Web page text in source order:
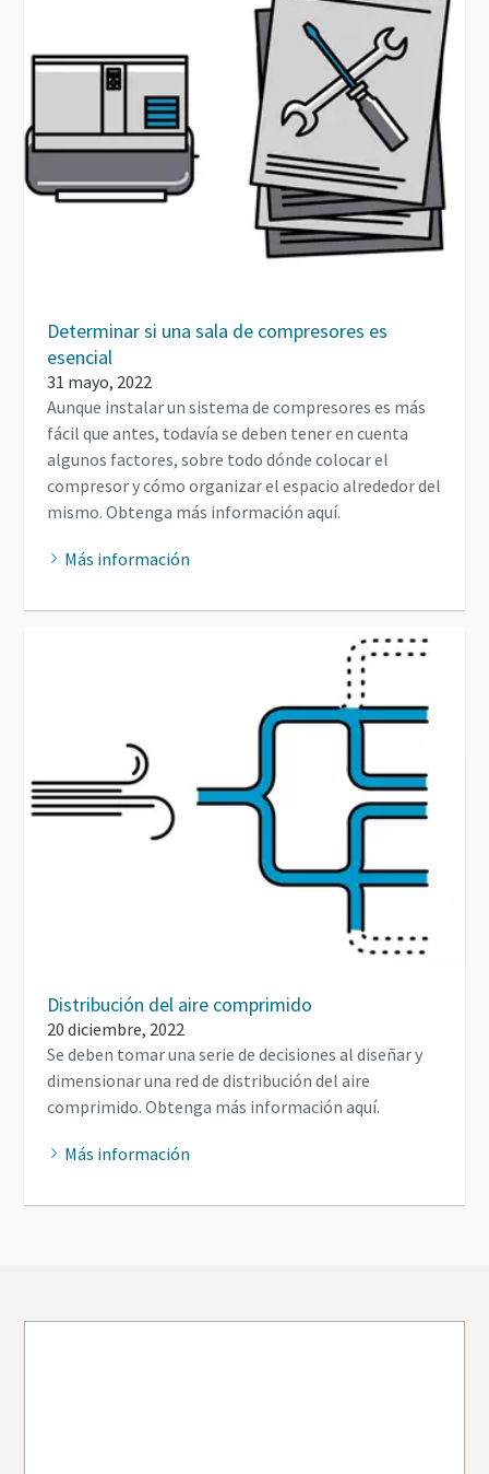
Determinar si una sala de compresores es
esencial
31 mayo, 2022
Aunque instalar un sistema de compresores es más
fácil que antes, todavía se deben tener en cuenta
algunos factores, sobre todo dónde colocar el
compresor y cómo organizar el espacio alrededor del
mismo. Obtenga más información aquí.
Más información
Distribución del aire comprimido
20 diciembre, 2022
Se deben tomar una serie de decisiones al diseñar y
dimensionar una red de distribución del aire
comprimido. Obtenga más información aquí.
Más información